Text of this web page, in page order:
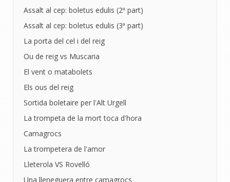
Assalt al cep: boletus edulis (2ª part)
Assalt al cep: boletus edulis (3ª part)
La porta del cel i del reig
Ou de reig vs Muscaria
El vent o matabolets
Els ous del reig
Sortida boletaire per l'Alt Urgell
La trompeta de la mort toca d'hora
Camagrocs
La trompetera de l'amor
Lleterola VS Rovelló
Una lleneguera entre camagrocs